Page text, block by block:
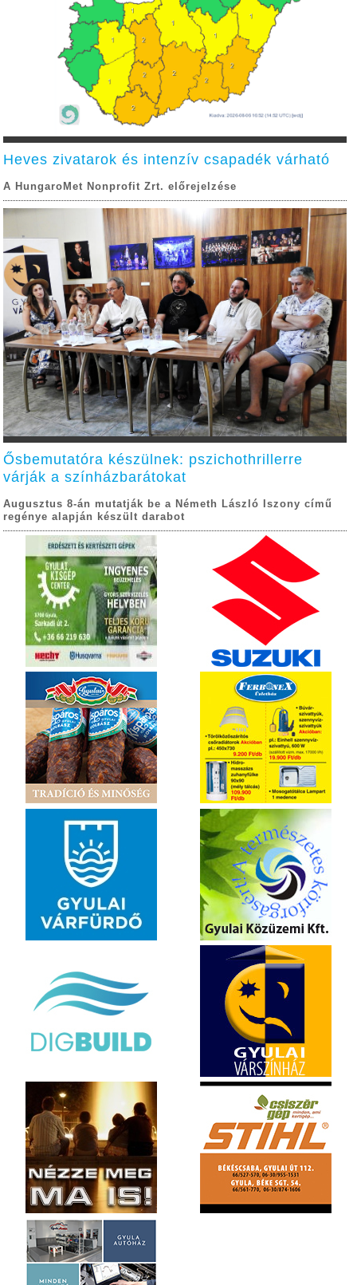
Heves zivatarok és intenzív csapadék várható
A HungaroMet Nonprofit Zrt. előrejelzése
Ősbemutatóra készülnek: pszichothrillerre
várják a színházbarátokat
Augusztus 8-án mutatják be a Németh László Iszony című
regénye alapján készült darabot